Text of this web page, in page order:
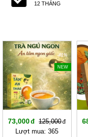
12 THÁNG
-41%
NEW
73,000
125,000
Lượt mua: 365